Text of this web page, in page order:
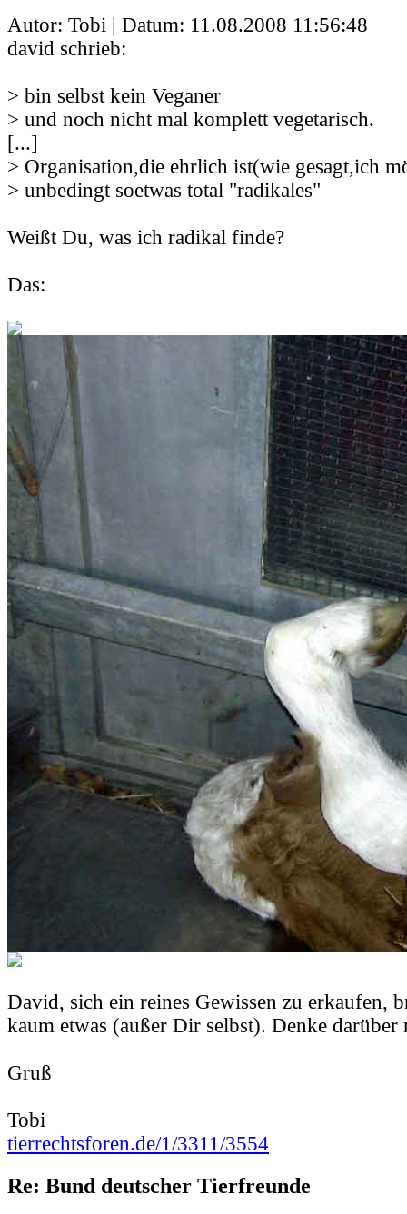
Autor: Tobi | Datum: 11.08.2008 11:56:48
david schrieb:
> bin selbst kein Veganer
> und noch nicht mal komplett vegetarisch.
[...]
> Organisation,die ehrlich ist(wie gesagt,ich
> unbedingt soetwas total "radikales"
Weißt Du, was ich radikal finde?
Das:
David, sich ein reines Gewissen zu erkaufen,
kaum etwas (außer Dir selbst). Denke darüber
Gruß
Tobi
tierrechtsforen.de/1/3311/3554
Re: Bund deutscher Tierfreunde